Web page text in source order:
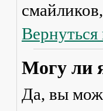
Вернуться
Могу ли
Да, вы